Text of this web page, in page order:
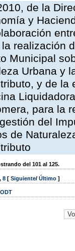
de la
y
realización
Municipal
Urbana y
y de la
para la
del
de
del 101 al 125.
, 8 [ Siguiente/ Último ]
ODT